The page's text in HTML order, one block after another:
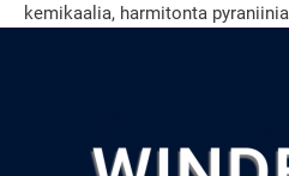
kemikaalia, harmitonta